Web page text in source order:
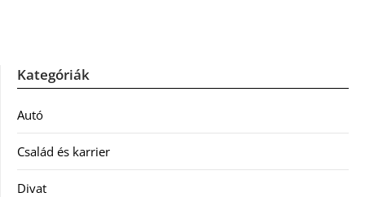
Kategóriák
Autó
Család és karrier
Divat